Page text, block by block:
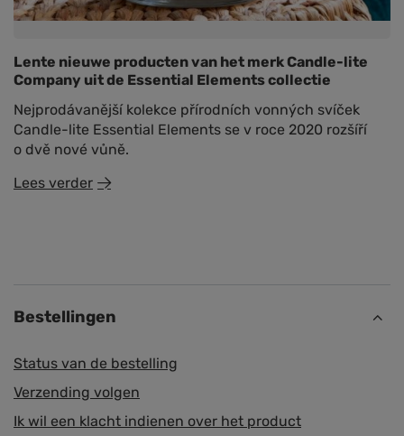
Lente nieuwe producten van het merk Candle-lite
Company uit de Essential Elements collectie
Nejprodávanější kolekce přírodních vonných svíček
Candle-lite Essential Elements se v roce 2020 rozšíří
o dvě nové vůně.
Lees verder
Bestellingen
Status van de bestelling
Verzending volgen
Ik wil een klacht indienen over het product